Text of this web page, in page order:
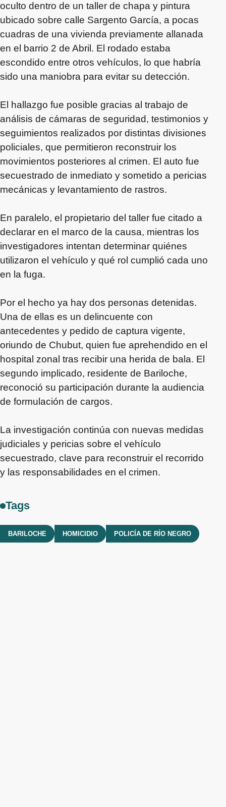
oculto dentro de un taller de chapa y pintura
ubicado sobre calle Sargento García, a pocas
cuadras de una vivienda previamente allanada
en el barrio 2 de Abril. El rodado estaba
escondido entre otros vehículos, lo que habría
sido una maniobra para evitar su detección.
El hallazgo fue posible gracias al trabajo de
análisis de cámaras de seguridad, testimonios y
seguimientos realizados por distintas divisiones
policiales, que permitieron reconstruir los
movimientos posteriores al crimen. El auto fue
secuestrado de inmediato y sometido a pericias
mecánicas y levantamiento de rastros.
En paralelo, el propietario del taller fue citado a
declarar en el marco de la causa, mientras los
investigadores intentan determinar quiénes
utilizaron el vehículo y qué rol cumplió cada uno
en la fuga.
Por el hecho ya hay dos personas detenidas.
Una de ellas es un delincuente con
antecedentes y pedido de captura vigente,
oriundo de Chubut, quien fue aprehendido en el
hospital zonal tras recibir una herida de bala. El
segundo implicado, residente de Bariloche,
reconoció su participación durante la audiencia
de formulación de cargos.
La investigación continúa con nuevas medidas
judiciales y pericias sobre el vehículo
secuestrado, clave para reconstruir el recorrido
y las responsabilidades en el crimen.
Tags
BARILOCHE HOMICIDIO POLICÍA DE RÍO NEGRO